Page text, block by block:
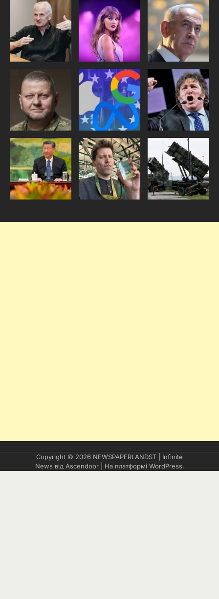
Copyright © 2026 NEWSPAPERLANDST | Infinite
News від Ascendoor| На платформі WordPress.